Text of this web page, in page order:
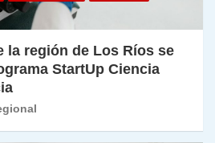
la región de Los Ríos se
StartUp Ciencia